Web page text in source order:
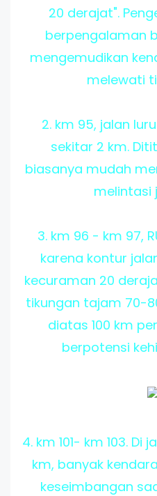
20 derajat".
berpengalaman
mengemudikan
melewati
2. km 95, jalan
sekitar 2 km.
biasanya mudah
melintasi
3. km 96 - km 97,
karena kontur
kecuraman 20
tikungan tajam 70-
diatas 100 km
berpotensi
4. km 101- km 103. Di
km, banyak
keseimbangan